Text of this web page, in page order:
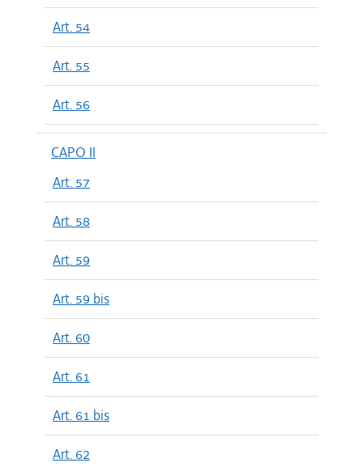
Art. 54
Art. 55
Art. 56
CAPO II
Art. 57
Art. 58
Art. 59
Art. 59 bis
Art. 60
Art. 61
Art. 61 bis
Art. 62